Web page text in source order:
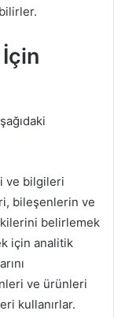
İçin
ve bilgileri
bileşenlerin ve
belirlemek
için analitik
ve ürünleri
kullanırlar.